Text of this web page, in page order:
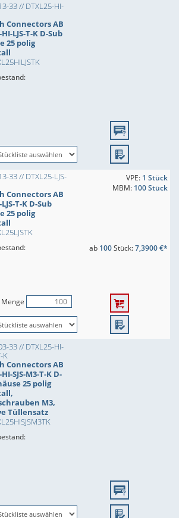
33 // DTXL25-HI-
Connectors AB
LJS-T-K D-Sub
25 polig
33 // DTXL25-LJS-
Connectors AB
T-K D-Sub
25 polig
VPE: 1 Stück
MBM: 100 Stück
ab 100Stück:7,3900 €*
Menge
33 // DTXL25-HI-
K
Connectors AB
SJS-M3-T-K D-
25 polig
M3,
Tüllensatz